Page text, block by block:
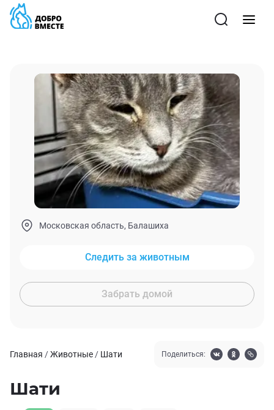
Московская область, Балашиха
Следить за животным
Забрать домой
Главная /Животные / Шати Поделиться:
Шати